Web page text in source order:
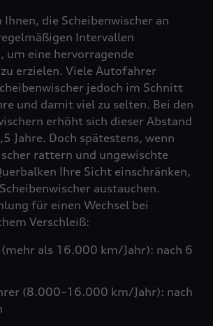
die Scheibenwischer an
Intervallen
um eine hervorragende
erzielen. Viele Autofahrer
jedoch im Schnitt
und damit viel zu selten. Bei den
erhöht sich dieser Abstand
Jahre. Doch spätestens, wenn
rattern und ungewischte
Ihre Sicht einschränken,
austauchen.
für einen Wechsel bei
Verschleiß:
als 16.000 km/Jahr): nach 6
(8.000–16.000 km/Jahr): nach